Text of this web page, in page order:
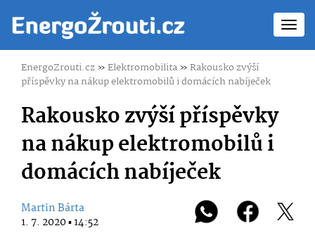
EnergoZrouti.cz»Elektromobilita»Rakousko zvýší
příspěvky na nákup elektromobilů i domácích nabíječek
Rakousko zvýší příspěvky
na nákup elektromobilů i
domácích nabíječek
Martin Bárta
1. 7. 2020 ▪ 14:52